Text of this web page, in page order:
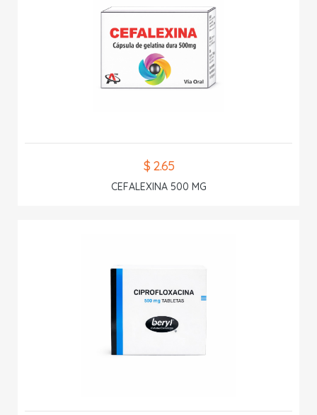
$ 2.65
CEFALEXINA 500 MG